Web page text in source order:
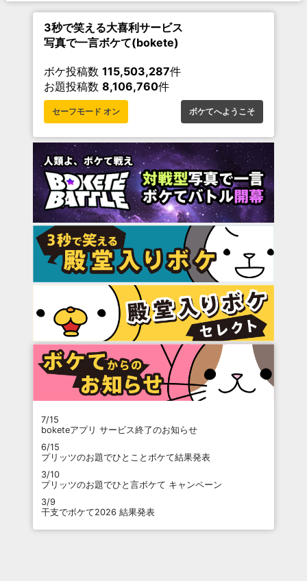
3秒で笑える大喜利サービス
写真で一言ボケて(bokete)
ボケ投稿数 115,503,287件
お題投稿数 8,106,760件
セーフモード オン ボケてへようこそ
7/15
boketeアプリ サービス終了のお知らせ
6/15
プリッツのお題でひとことボケて結果発表
3/10
プリッツのお題でひと言ボケて キャンペーン
3/9
干支でボケて2026 結果発表